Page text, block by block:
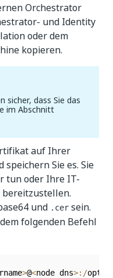
Orchestrator
und Identity
oder dem
kopieren.
sicher, dass Sie das
im Abschnitt
auf Ihrer
Sie es. Sie
tun oder Ihre IT-
und .cer sein.
folgenden Befehl
>@<node dns>: /opt